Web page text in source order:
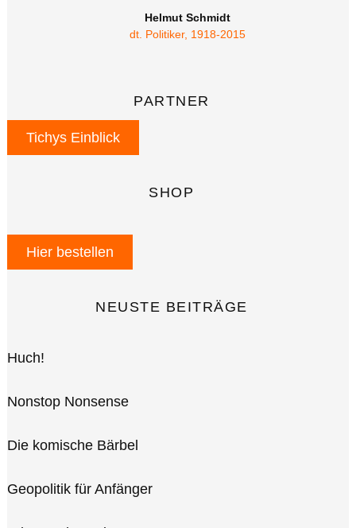
Helmut Schmidt
dt. Politiker, 1918-2015
PARTNER
Tichys Einblick
SHOP
Hier bestellen
NEUSTE BEITRÄGE
Huch!
Nonstop Nonsense
Die komische Bärbel
Geopolitik für Anfänger